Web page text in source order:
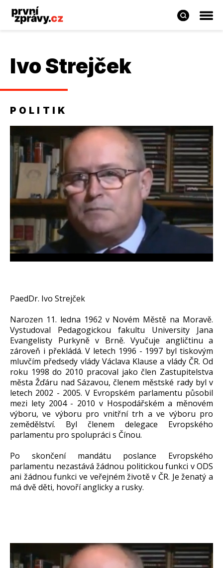
Ivo Strejček
POLITIK
PaedDr. Ivo Strejček
Narozen 11. ledna 1962 v Novém Městě na Moravě.
Vystudoval Pedagogickou fakultu University Jana
Evangelisty Purkyně v Brně. Vyučuje angličtinu a
zároveň i překládá. V letech 1996 - 1997 byl tiskovým
mluvčím předsedy vlády Václava Klause a vlády ČR. Od
roku 1998 do 2010 pracoval jako člen Zastupitelstva
města Žďáru nad Sázavou, členem městské rady byl v
letech 2002 - 2005. V Evropském parlamentu působil
mezi lety 2004 - 2010 v Hospodářském a měnovém
výboru, ve výboru pro vnitřní trh a ve výboru pro
zemědělství. Byl členem delegace Evropského
parlamentu pro spolupráci s Čínou.
Po skončení mandátu poslance Evropského
parlamentu nezastává žádnou politickou funkci v ODS
ani žádnou funkci ve veřejném životě v ČR. Je ženatý a
má dvě děti, hovoří anglicky a rusky.